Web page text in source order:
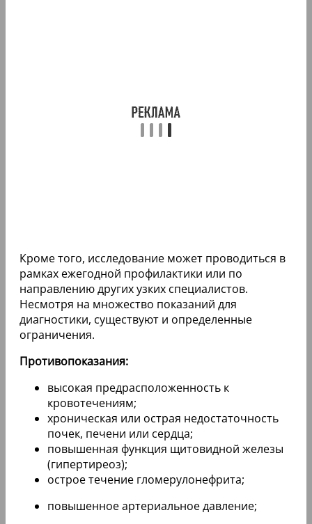
Кроме того, исследование может проводиться в
рамках ежегодной профилактики или по
направлению других узких специалистов.
Несмотря на множество показаний для
диагностики, существуют и определенные
ограничения.
Противопоказания:
высокая предрасположенность к
кровотечениям;
хроническая или острая недостаточность
почек, печени или сердца;
повышенная функция щитовидной железы
(гипертиреоз);
острое течение гломерулонефрита;
повышенное артериальное давление;